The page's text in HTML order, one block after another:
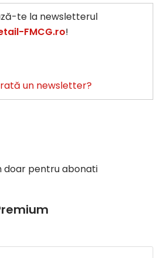
te la newsletterul
FMCG.ro!
un newsletter?